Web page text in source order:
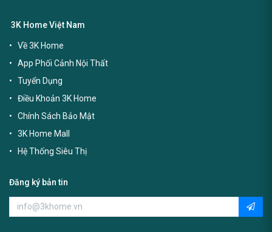
3K Home Việt Nam
Về 3K Home
App Phối Cảnh Nội Thất
Tuyển Dụng
Điều Khoản 3K Home
Chính Sách Bảo Mật
3K Home Mall
Hệ Thống Siêu Thị
Đăng ký bản tin